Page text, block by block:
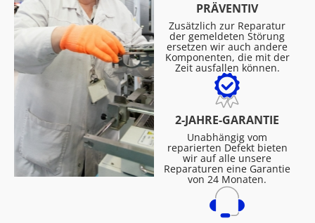
PRÄVENTIV
Zusätzlich zur Reparatur
der gemeldeten Störung
ersetzen wir auch andere
Komponenten, die mit der
Zeit ausfallen können.
2-JAHRE-GARANTIE
Unabhängig vom
reparierten Defekt bieten
wir auf alle unsere
Reparaturen eine Garantie
von 24 Monaten.